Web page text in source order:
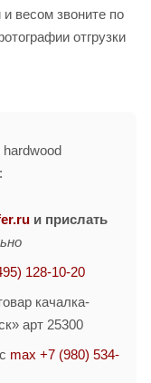
весом звоните по
отгрузки
hardwood
и прислать
128-10-20
качалка-
арт 25300
max +7 (980) 534-